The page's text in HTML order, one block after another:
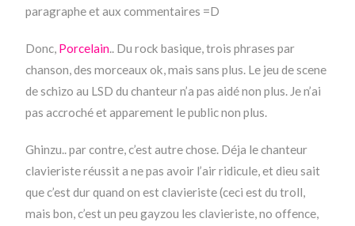
paragraphe et aux commentaires =D
Donc, Porcelain.. Du rock basique, trois phrases par
chanson, des morceaux ok, mais sans plus. Le jeu de scene
de schizo au LSD du chanteur n’a pas aidé non plus. Je n’ai
pas accroché et apparement le public non plus.
Ghinzu.. par contre, c’est autre chose. Déja le chanteur
clavieriste réussit a ne pas avoir l’air ridicule, et dieu sait
que c’est dur quand on est clavieriste (ceci est du troll,
mais bon, c’est un peu gayzou les clavieriste, no offence,